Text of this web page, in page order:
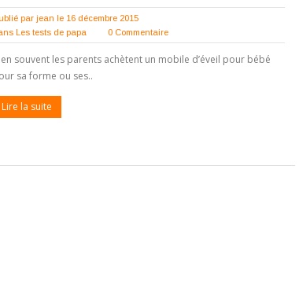
par jean le 16 décembre 2015
Les tests de papa 0 Commentaire
souvent les parents achètent un mobile d’éveil pour bébé
sa forme ou ses..
Lire la suite